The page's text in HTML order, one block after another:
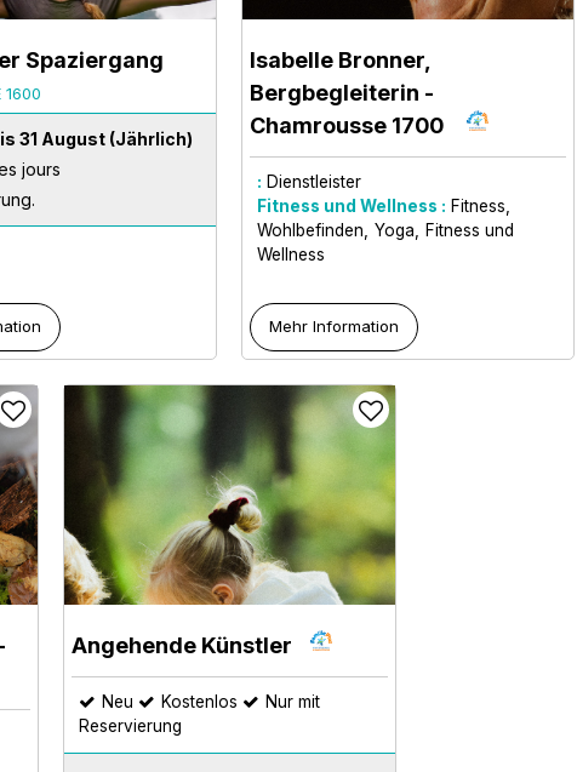
Spaziergang
1600
31 August (Jährlich)
jours
Isabelle Bronner,
Bergbegleiterin -
Chamrousse 1700
: Dienstleister
Fitness und Wellness : Fitness
Wohlbefinden
Yoga
Fitness und
Wellness
Mehr Information
Angehende Künstler
Neu Kostenlos
Nur mit
Reservierung